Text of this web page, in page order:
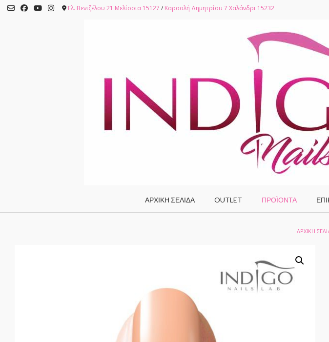
Skip
Ελ. Βενιζέλου 21 Μελίσσια 15127 / Καραολή Δημητρίου 7 Χαλάνδρι 15232
ΑΡΧΙΚΗ ΣΕΛΙΔΑ OUTLET ΠΡΟΪΌΝΤΑ
ΑΡΧΙΚΉ